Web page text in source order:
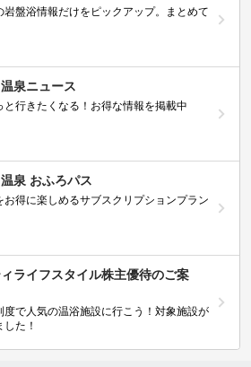
岩盤浴情報だけをピックアップ。まとめて
泉ニュース
と行きたくなる！お得な情報を掲載中
泉 おふろパス
お得に楽しめるサブスクリプションプラン
ィライフスタイル株主優待のご案
度で人気の温浴施設に行こう！対象施設が
た！